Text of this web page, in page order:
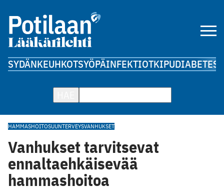
SYDÄNKEUHKOTSYÖPÄINFEKTIOTKIPUDIABETES
HAMMASHOITOSUUNTERVEYSVANHUKSET
Vanhukset tarvitsevat
ennaltaehkäisevää
hammashoitoa